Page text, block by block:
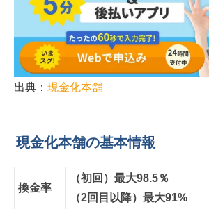
出典： 現金化本舗
現金化本舗の基本情報
換金率
（初回）最大98.5％
（2回目以降）最大91%